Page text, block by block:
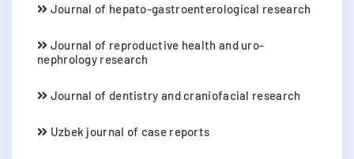
Journal of hepato-gastroenterological research
Journal of reproductive health and uro-
nephrology research
Journal of dentistry and craniofacial research
Uzbek journal of case reports